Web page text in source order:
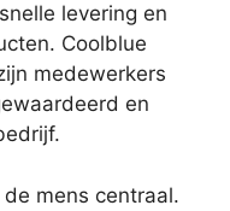
levering en
Coolblue
medewerkers
en
mens centraal.